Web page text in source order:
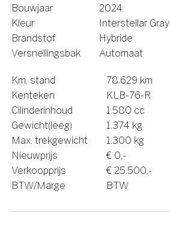
Bouwjaar
2024
Kleur
Interstellar Gray
Brandstof
Hybride
Versnellingsbak
Automaat
Km. stand
78.629 km
Kenteken
KLB-76-R
Cilinderinhoud
1.580 cc
Gewicht(leeg)
1.374 kg
Max. trekgewicht
1.300 kg
Nieuwprijs
€ 0,-
Verkoopprijs
€ 25.500,-
BTW/Marge
BTW